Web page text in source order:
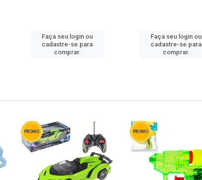
Faça seu login ou
cadastre-se para
comprar.
Faça seu login ou
cadastre-se para
comprar.